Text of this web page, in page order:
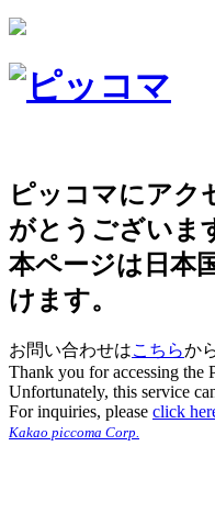
ピッコマにアク
がとうございま
本ページは日本
けます。
お問い合わせはこちらか
Thank you for accessing the
Unfortunately, this service
For inquiries, please click
Kakao piccoma Corp.